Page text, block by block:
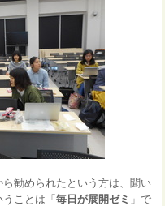
勧められたという方は、聞い
うことは「毎日が展開ゼミ 」で